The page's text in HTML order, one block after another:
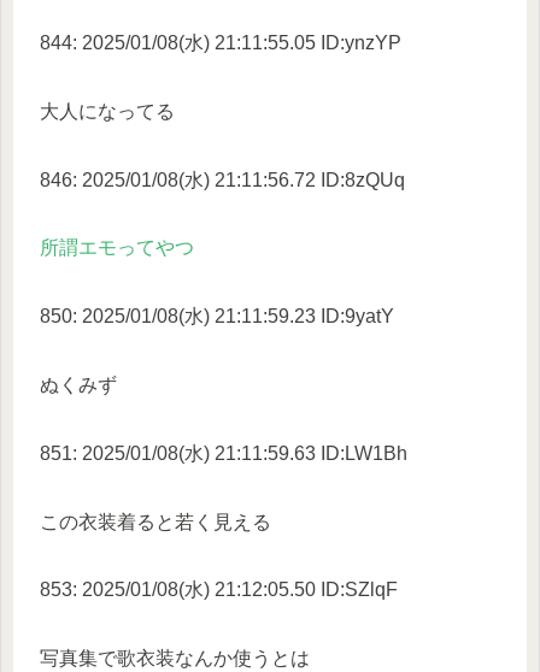
844: 2025/01/08(水) 21:11:55.05 ID:ynzYP
大人になってる
846: 2025/01/08(水) 21:11:56.72 ID:8zQUq
所謂エモってやつ
850: 2025/01/08(水) 21:11:59.23 ID:9yatY
ぬくみず
851: 2025/01/08(水) 21:11:59.63 ID:LW1Bh
この衣装着ると若く見える
853: 2025/01/08(水) 21:12:05.50 ID:SZlqF
写真集で歌衣装なんか使うとは